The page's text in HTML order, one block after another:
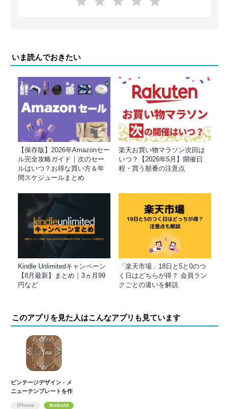
いま読んでおきたい
【保存版】2026年Amazonセー
ル完全攻略ガイド｜次のセー
ルはいつ？お得な買い方＆年
間スケジュールまとめ
楽天お買い物マラソン次回は
いつ？【2026年5月】開催日
程・買う順番の注意点
Kindle Unlimitedキャンペーン
【8月最新】まとめ｜3ヵ月99
円など
「楽天市場」18日と5と0のつ
く日はどちらが得？ 会員ラン
クごとの違いを解説
このアプリを見た人はこんなアプリも見ています
ビンテージデザイン - メ
ニューテンプレートを作
iPhone Android